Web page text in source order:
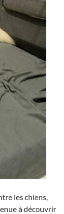
les chiens,
à découvrir